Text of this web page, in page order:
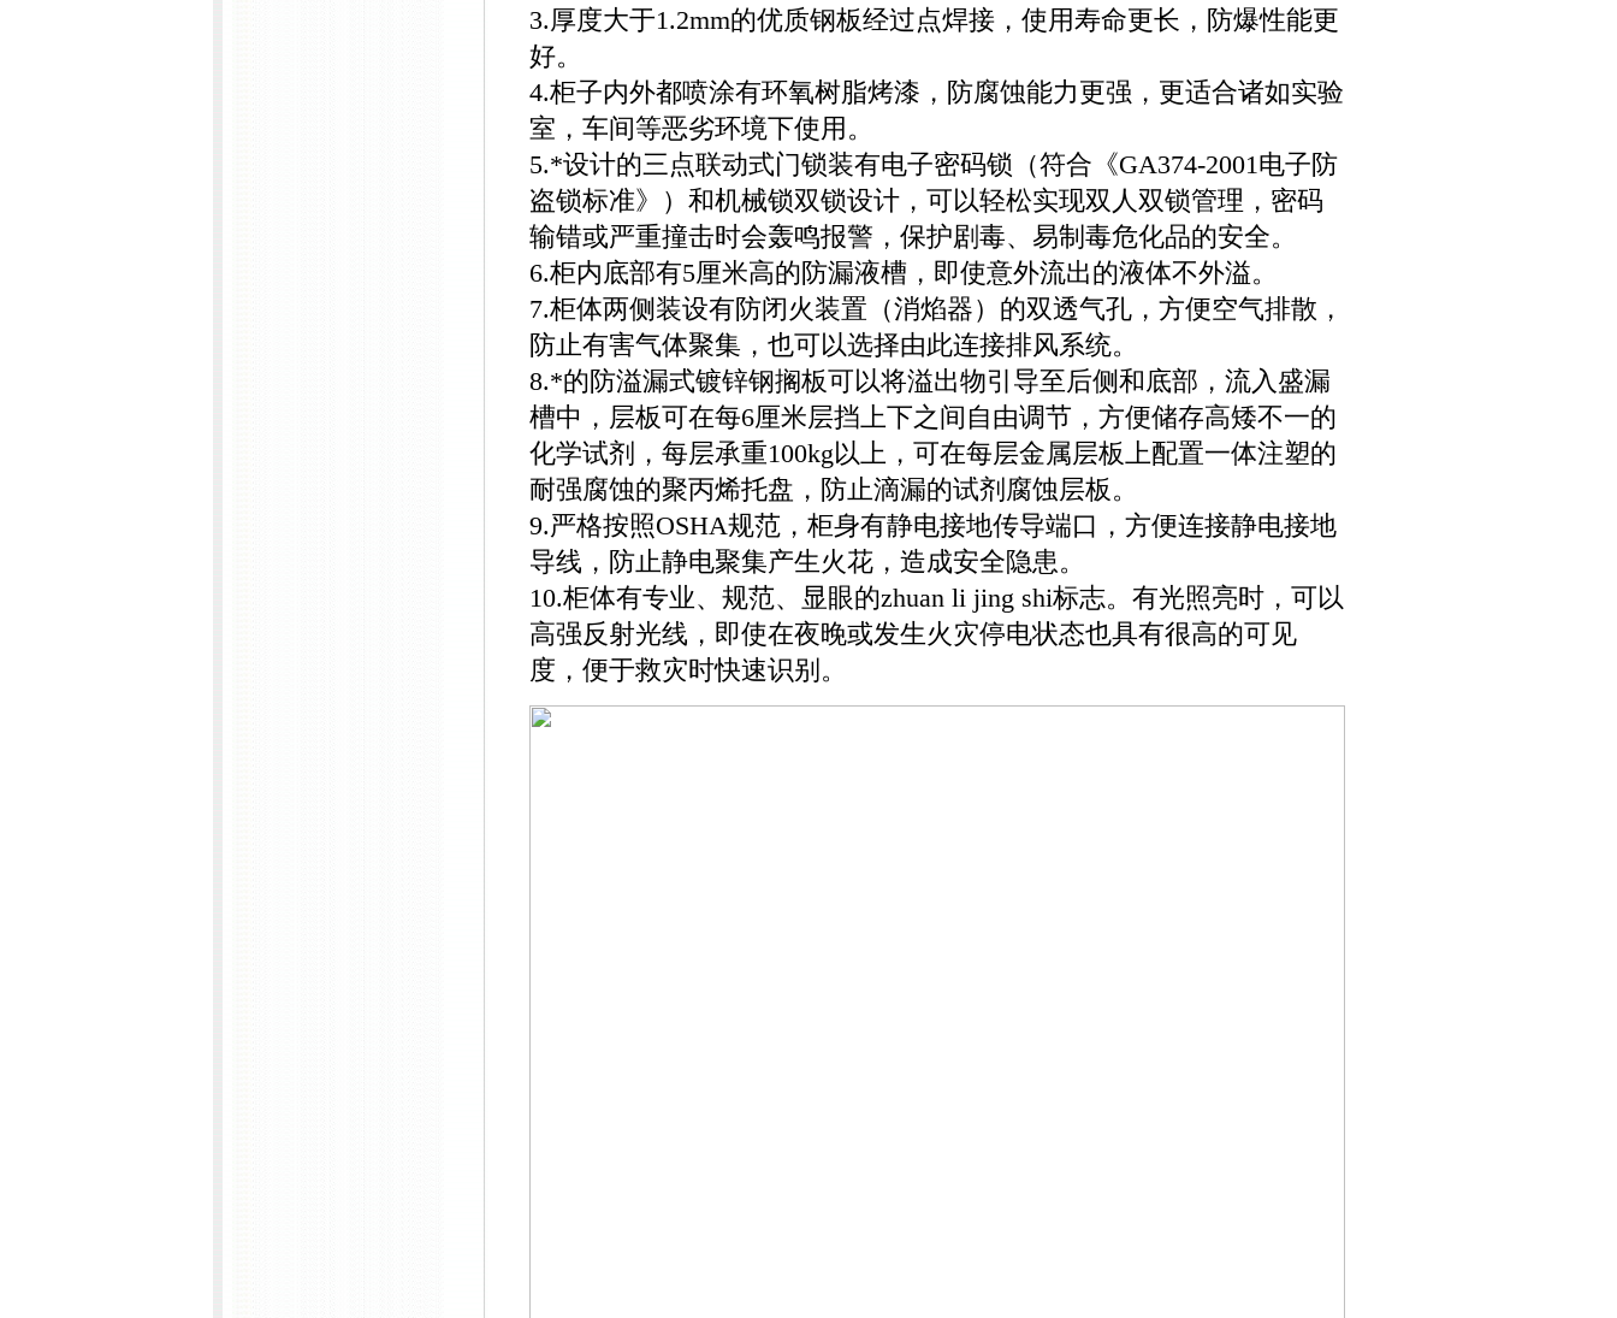
3.厚度大于1.2mm的优质钢板经过点焊接，使用寿命更长，防爆性能更
好。
4.柜子内外都喷涂有环氧树脂烤漆，防腐蚀能力更强，更适合诸如实验
室，车间等恶劣环境下使用。
5.*设计的三点联动式门锁装有电子密码锁（符合《GA374-2001电子防
盗锁标准》）和机械锁双锁设计，可以轻松实现双人双锁管理，密码
输错或严重撞击时会轰鸣报警，保护剧毒、易制毒危化品的安全。
6.柜内底部有5厘米高的防漏液槽，即使意外流出的液体不外溢。
7.柜体两侧装设有防闭火装置（消焰器）的双透气孔，方便空气排散，
防止有害气体聚集，也可以选择由此连接排风系统。
8.*的防溢漏式镀锌钢搁板可以将溢出物引导至后侧和底部，流入盛漏
槽中，层板可在每6厘米层挡上下之间自由调节，方便储存高矮不一的
化学试剂，每层承重100kg以上，可在每层金属层板上配置一体注塑的
耐强腐蚀的聚丙烯托盘，防止滴漏的试剂腐蚀层板。
9.严格按照OSHA规范，柜身有静电接地传导端口，方便连接静电接地
导线，防止静电聚集产生火花，造成安全隐患。
10.柜体有专业、规范、显眼的zhuan li jing shi标志。有光照亮时，可以
高强反射光线，即使在夜晚或发生火灾停电状态也具有很高的可见
度，便于救灾时快速识别。